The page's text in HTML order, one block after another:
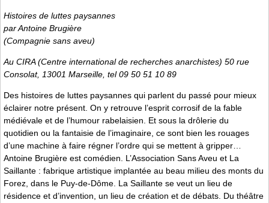
Histoires de luttes paysannes
par Antoine Brugière
(Compagnie sans aveu)
Au CIRA (Centre international de recherches anarchistes) 50 rue
Consolat, 13001 Marseille, tel 09 50 51 10 89
Des histoires de luttes paysannes qui parlent du passé pour mieux
éclairer notre présent. On y retrouve l’esprit corrosif de la fable
médiévale et de l’humour rabelaisien. Et sous la drôlerie du
quotidien ou la fantaisie de l’imaginaire, ce sont bien les rouages
d’une machine à faire régner l’ordre qui se mettent à gripper…
Antoine Brugière est comédien. L’Association Sans Aveu et La
Saillante : fabrique artistique implantée au beau milieu des monts du
Forez, dans le Puy-de-Dôme. La Saillante se veut un lieu de
résidence et d’invention, un lieu de création et de débats. Du théâtre